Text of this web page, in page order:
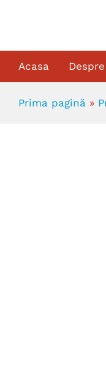
Acasa
Prima pagină »